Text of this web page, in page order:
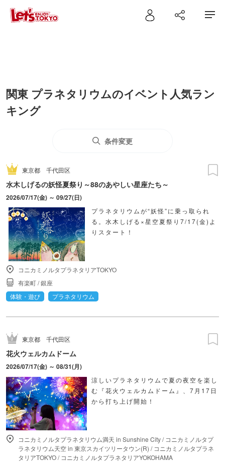
関東 プラネタリウムのイベント人気ラン
キング
条件変更
東京都 千代田区
水木しげるの妖怪夏祭り～88のあやしい星座たち～
2026/07/17(金) ～ 09/27(日)
プラネタリウムが“妖怪”に乗っ取られ
る。水木しげる×星空夏祭り7/17(金)よ
りスタート！
コニカミノルタプラネタリアTOKYO
有楽町/銀座
体験・遊び
プラネタリウム
東京都 千代田区
花火ウェルカムドーム
2026/07/17(金) ～ 08/31(月)
涼しいプラネタリウムで夏の夜空を楽し
む『花火ウェルカムドーム』、7月17日
から打ち上げ開始！
コニカミノルタプラネタリウム満天 in Sunshine City/ コニカミノルタプ
ラネタリウム天空 in 東京スカイツリータウン(R) / コニカミノルタプラネ
タリアTOKYO/ コニカミノルタプラネタリアYOKOHAMA